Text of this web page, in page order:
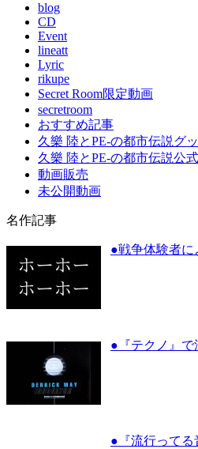
blog
CD
Event
lineatt
Lyric
rikupe
Secret Room限定動画
secretroom
おすすめ記事
久樂 陸とPE-の都市伝説グ
久樂 陸とPE-の都市伝説公
動画販売
未公開動画
名作記事
●戦争体験者に
●『テクノ』で
●『流行ってる